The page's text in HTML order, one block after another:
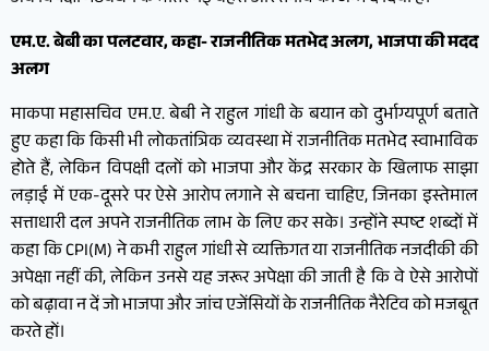
एम.ए. बेबी का पलटवार, कहा- राजनीतिक मतभेद अलग, भाजपा की मदद
अलग
माकपा महासचिव एम.ए. बेबी ने राहुल गांधी के बयान को दुर्भाग्यपूर्ण बताते
हुए कहा कि किसी भी लोकतांत्रिक व्यवस्था में राजनीतिक मतभेद स्वाभाविक
होते हैं, लेकिन विपक्षी दलों को भाजपा और केंद्र सरकार के खिलाफ साझा
लड़ाई में एक-दूसरे पर ऐसे आरोप लगाने से बचना चाहिए, जिनका इस्तेमाल
सत्ताधारी दल अपने राजनीतिक लाभ के लिए कर सके। उन्होंने स्पष्ट शब्दों में
कहा कि CPI(M) ने कभी राहुल गांधी से व्यक्तिगत या राजनीतिक नजदीकी की
अपेक्षा नहीं की, लेकिन उनसे यह जरूर अपेक्षा की जाती है कि वे ऐसे आरोपों
को बढ़ावा न दें जो भाजपा और जांच एजेंसियों के राजनीतिक नैरेटिव को मजबूत
करते हों।